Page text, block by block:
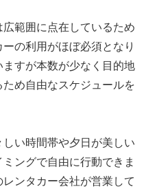
範囲に点在しているため
の利用がほぼ必須となり
すが本数が少なく目的地
め自由なスケジュールを
い時間帯や夕日が美しい
ングで自由に行動できま
ンタカー会社が営業して